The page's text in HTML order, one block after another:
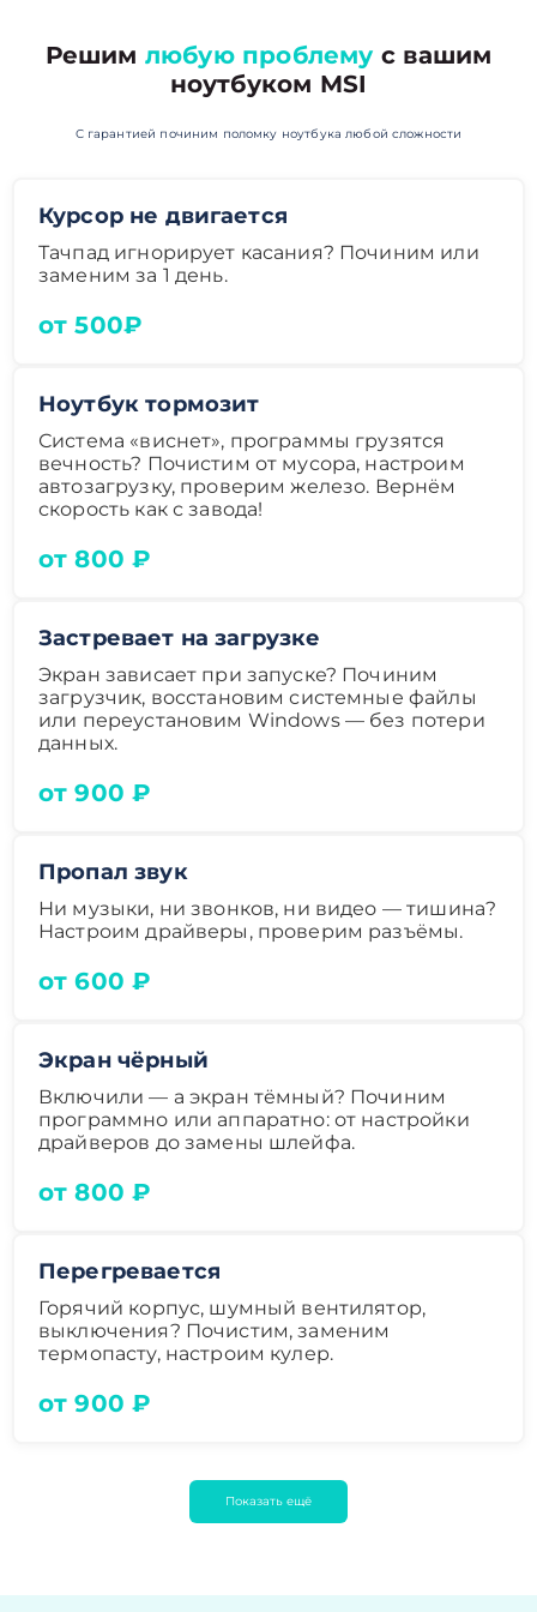
Решим любую проблему с вашим
ноутбуком MSI
С гарантией починим поломку ноутбука любой сложности
Курсор не двигается
Тачпад игнорирует касания? Починим или
заменим за 1 день.
от 500₽
Ноутбук тормозит
Система «виснет», программы грузятся
вечность? Почистим от мусора, настроим
автозагрузку, проверим железо. Вернём
скорость как с завода!
от 800 ₽
Застревает на загрузке
Экран зависает при запуске? Починим
загрузчик, восстановим системные файлы
или переустановим Windows — без потери
данных.
от 900 ₽
Пропал звук
Ни музыки, ни звонков, ни видео — тишина?
Настроим драйверы, проверим разъёмы.
от 600 ₽
Экран чёрный
Включили — а экран тёмный? Починим
программно или аппаратно: от настройки
драйверов до замены шлейфа.
от 800 ₽
Перегревается
Горячий корпус, шумный вентилятор,
выключения? Почистим, заменим
термопасту, настроим кулер.
от 900 ₽
Показать ещё